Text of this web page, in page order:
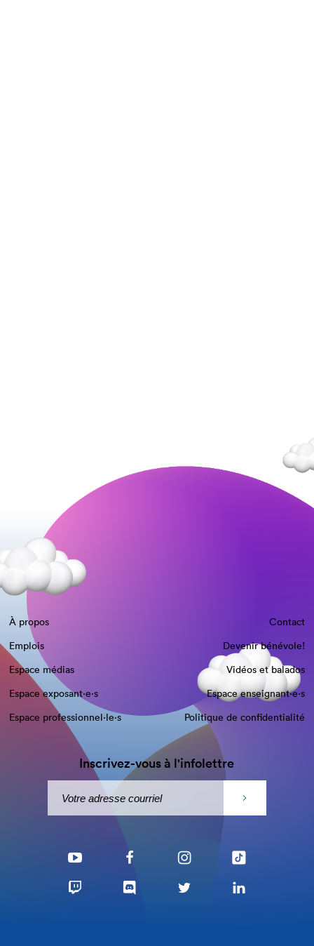
À propos
Contact
Emplois
Devenir bénévole!
Espace médias
Vidéos et balados
Espace exposant·e⋅s
Espace enseignant·e⋅s
Espace professionnel·le⋅s
Politique de confidentialité
Inscrivez-vous à l'infolettre